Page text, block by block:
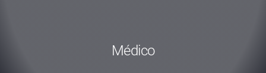
Médico